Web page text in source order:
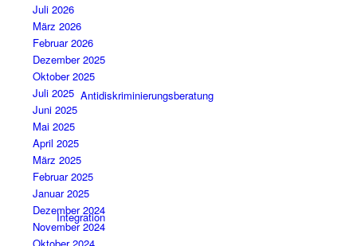
Antidiskriminierungsberatung
Integration
Juli 2026
März 2026
Februar 2026
Dezember 2025
Oktober 2025
Juli 2025
Juni 2025
Mai 2025
April 2025
März 2025
Februar 2025
Januar 2025
Dezember 2024
November 2024
Oktober 2024